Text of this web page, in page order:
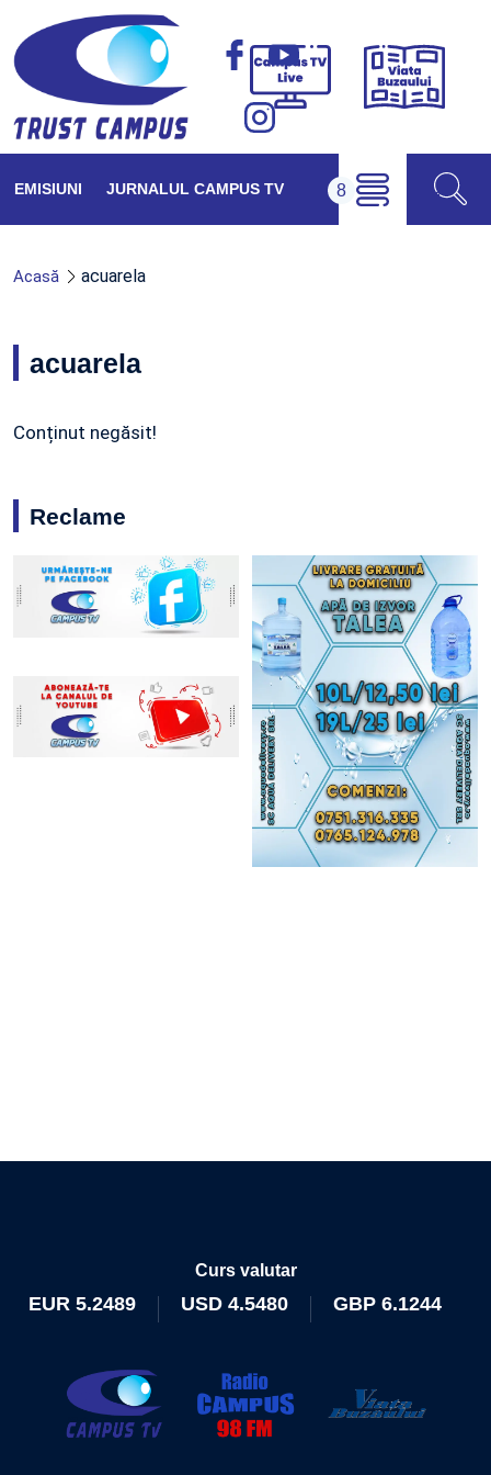
Campus
Viața
EMISIUNI JURNALUL CAMPUS TV
Acasă acuarela
acuarela
Conținut negăsit!
Reclame
Curs valutar
EUR 5.2489 USD 4.5480 GBP 6.1244